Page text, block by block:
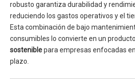
robusto garantiza durabilidad y
reduciendo los gastos operativos y el
Esta combinación de bajo
consumibles lo convierte en un
sosteniblepara empresas enfocadas
plazo.